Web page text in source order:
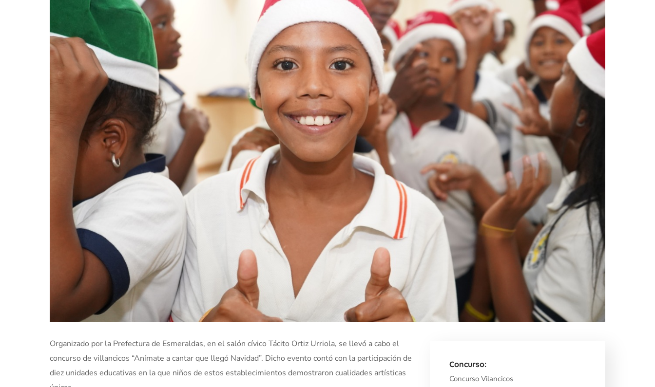
Organizado por la Prefectura de Esmeraldas, en el salón cívico Tácito Ortiz Urriola, se llevó a cabo el
concurso de villancicos “Anímate a cantar que llegó Navidad”. Dicho evento contó con la participación de
diez unidades educativas en la que niños de estos establecimientos demostraron cualidades artísticas
Concurso:
Concurso Vilancicos